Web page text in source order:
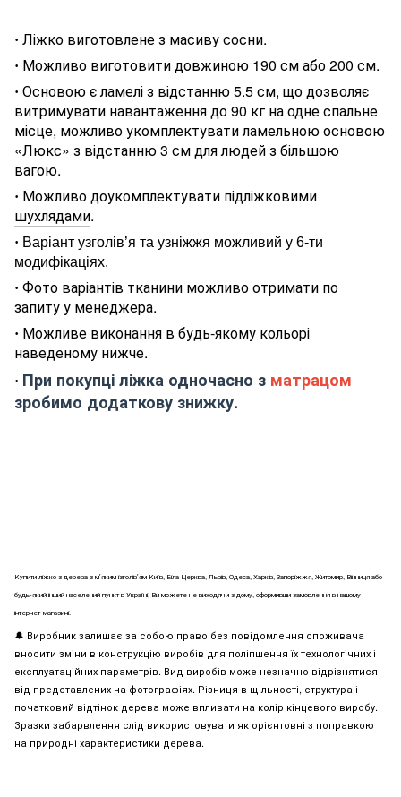
· Ліжко виготовлене з масиву сосни.
· Можливо виготовити довжиною 190 см або 200 см.
· Основою є ламелі з відстанню 5.5 см, що дозволяє
витримувати навантаження до 90 кг на одне спальне
місце, можливо укомплектувати ламельною основою
«Люкс» з відстанню 3 см для людей з більшою
вагою.
· Можливо доукомплектувати підліжковими
шухлядами.
· Варіант узголів’я та узніжжя можливий у 6-ти
модифікаціях.
· Фото варіантів тканини можливо отримати по
запиту у менеджера.
· Можливе виконання в будь-якому кольорі
наведеному нижче.
· При покупці ліжка одночасно з матрацом
зробимо додаткову знижку.
Купити ліжко з дерева з м'яким ізголів'ям Київ, Біла Церква, Львів, Одеса, Харків, Запоріжжя, Житомир, Вінниця або
будь-який інший населений пункт в Україні, Ви можете не виходячи з дому, оформивши замовлення в нашому
інтернет-магазині.
🔔 Виробник залишає за собою право без повідомлення споживача
вносити зміни в конструкцію виробів для поліпшення їх технологічних і
експлуатаційних параметрів. Вид виробів може незначно відрізнятися
від представлених на фотографіях. Різниця в щільності, структура і
початковий відтінок дерева може впливати на колір кінцевого виробу.
Зразки забарвлення слід використовувати як орієнтовні з поправкою
на природні характеристики дерева.